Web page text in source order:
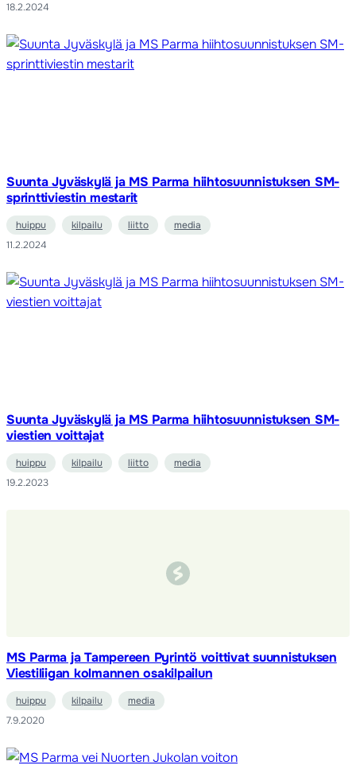
18.2.2024
Suunta Jyväskylä ja MS Parma hiihtosuunnistuksen SM-
sprinttiviestin mestarit
huippu kilpailu liitto
media
11.2.2024
Suunta Jyväskylä ja MS Parma hiihtosuunnistuksen SM-
viestien voittajat
huippu kilpailu liitto
media
19.2.2023
MS Parma ja Tampereen Pyrintö voittivat suunnistuksen
Viestiliigan kolmannen osakilpailun
huippu kilpailu
media
7.9.2020